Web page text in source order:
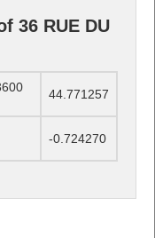
36 RUE DU
44.771257
-0.724270